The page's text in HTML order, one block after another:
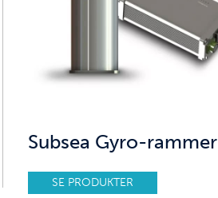
Subsea Gyro-rammer
SE PRODUKTER